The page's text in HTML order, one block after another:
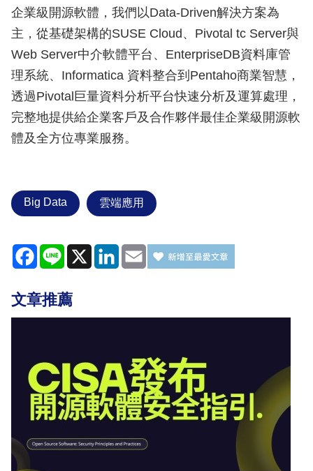
企業級開源軟體，我們以Data-Driven解決方案為
主，從基礎架構的SUSE Cloud、Pivotal tc Server與
Web Server中介軟體平台、EnterpriseDB資料庫管
理系統、Informatica 資料整合到Pentaho商業智慧，
透過Pivotal巨量資料分析平台快速分析及運算處理，
完整地提供給企業客戶及合作夥伴最佳企業級開源軟
體及全方位專業服務。
Big Data 雲端應用
Facebook
Line X LinkedIn
Email
文章推薦